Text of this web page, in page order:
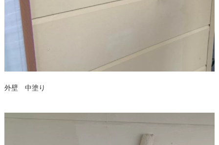
外壁 中塗り